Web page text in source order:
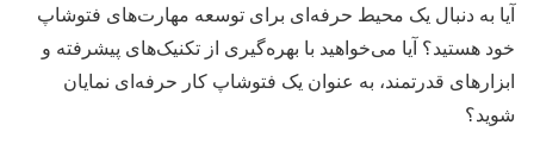
آیا به دنبال یک محیط حرفه‌ای برای توسعه مهارت‌های فتوشاپ
خود هستید؟ آیا می‌خواهید با بهره‌گیری از تکنیک‌های پیشرفته و
ابزارهای قدرتمند، به عنوان یک فتوشاپ کار حرفه‌ای نمایان
شوید؟